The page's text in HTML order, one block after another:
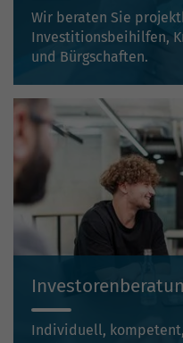
Wir beraten Sie
Investitionsbeihilfen,
und Bürgschaften.
Individuell,